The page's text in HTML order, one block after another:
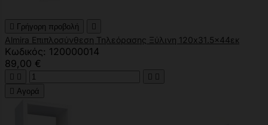
 Γρήγορη προβολή 
Almira Επιπλοσύνθεση Τηλεόρασης Ξύλινη 120x31.5x44εκ
Κωδικός: 120000014
89,00 €
   
 Αγορά